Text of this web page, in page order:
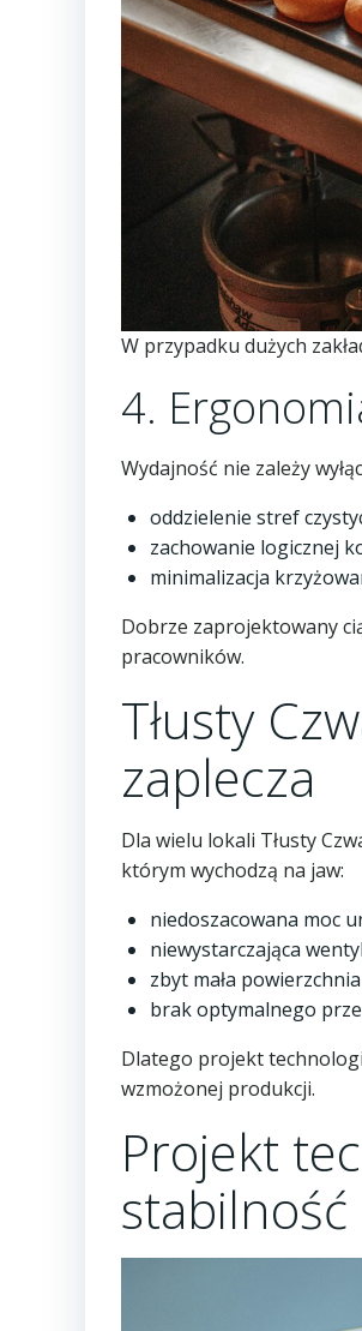
W przypadku dużych
4.
Wydajność nie zależy
oddzielenie stref
zachowanie logicznej
minimalizacja
Dobrze zaprojektowany
pracowników.
Tłusty
zaplecza
Dla wielu lokali Tłusty
którym wychodzą na jaw:
niedoszacowana moc
niewystarczająca
zbyt mała
brak optymalnego
Dlatego projekt
wzmożonej produkcji.
Projekt